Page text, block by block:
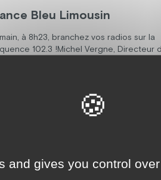
Bleu Limousin
à 8h23, branchez vos radios sur la
102.3 !Michel Vergne, Directeur
and gives you control